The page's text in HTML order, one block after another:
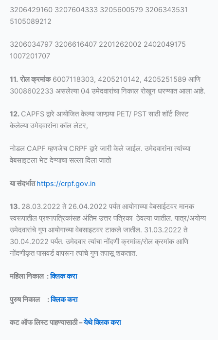
3206429160 3207604333 3205600579 3206343531
5105089212
3206034797 3206616407 2201262002 2402049175
1007201707
11. रोल क्रमांक6007118303, 4205210142, 4205251589 आणि
3008602233 असलेल्या 04 उमेदवारांचा निकाल रोखून धरण्यात आला आहे.
12. CAPFS द्वारे आयोजित केल्या जाणार्‍या PET/ PST साठी शॉर्ट लिस्ट
केलेल्या उमेदवारांना कॉल लेटर,
नोडल CAPF म्हणजेच CRPF द्वारे जारी केले जाईल. उमेदवारांना त्यांच्या
वेबसाइटला भेट देण्याचा सल्ला दिला जातो
या संदर्भातhttps://crpf.gov.in
13. 28.03.2022 ते 26.04.2022 पर्यंत आयोगाच्या वेबसाईटवर मानक
स्वरूपातील प्रश्नपत्रिकांसह अंतिम उत्तर पत्रिका ठेवल्या जातील. पात्र/अयोग्य
उमेदवारांचे गुण आयोगाच्या वेबसाइटवर टाकले जातील. 31.03.2022 ते
30.04.2022 पर्यंत. उमेदवार त्यांचा नोंदणी क्रमांक/रोल क्रमांक आणि
नोंदणीकृत पासवर्ड वापरून त्यांचे गुण तपासू शकतात.
महिला निकाल :क्लिक करा
पुरुष निकाल :क्लिक करा
कट ऑफ लिस्ट पाहण्यासाठी –येथे क्लिक करा